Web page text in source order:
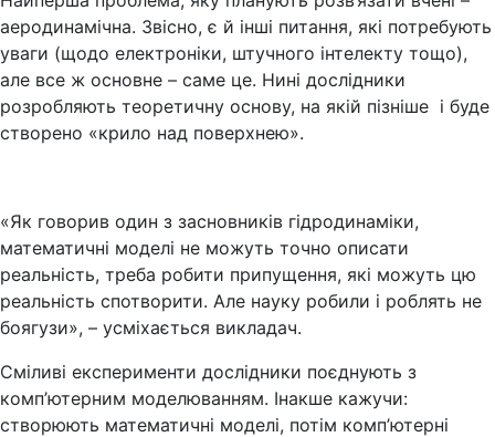
аеродинамічна. Звісно, є й інші питання, які потребують
уваги (щодо електроніки, штучного інтелекту тощо),
але все ж основне – саме це. Нині дослідники
розробляють теоретичну основу, на якій пізніше і буде
створено «крило над поверхнею».
«Як говорив один з засновників гідродинаміки,
математичні моделі не можуть точно описати
реальність, треба робити припущення, які можуть цю
реальність спотворити. Але науку робили і роблять не
боягузи», – усміхається викладач.
Сміливі експерименти дослідники поєднують з
комп’ютерним моделюванням. Інакше кажучи:
створюють математичні моделі, потім комп’ютерні